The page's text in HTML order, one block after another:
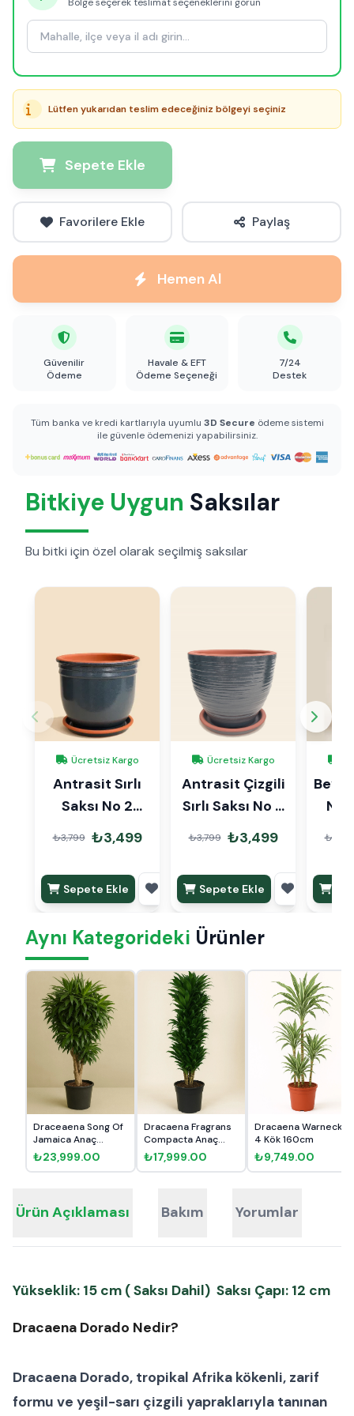
Lütfen yukarıdan teslim edeceğiniz bölgeyi seçiniz
Sepete Ekle
Favorilere Ekle Paylaş
Hemen Al
Güvenilir
Ödeme
Havale & EFT
Ödeme Seçeneği
7/24
Destek
Tüm banka ve kredi kartlarıyla uyumlu 3D Secure ödeme sistemi
ile güvenle ödemenizi yapabilirsiniz.
Bitkiye Uygun Saksılar
Bu bitki için özel olarak seçilmiş saksılar
Ücretsiz Kargo
Antrasit Sırlı
Saksı No 2
Ø20cm
₺3,799 ₺3,499
Sepete Ekle
Ücretsiz Kargo
Antrasit Çizgili
Sırlı Saksı No 2
Ø20cm
₺3,799 ₺3,499
Sepete Ekle
No
Aynı Kategorideki Ürünler
Draceaena Song Of
Jamaica Anaç
160cm
₺23,999.00
Dracaena Fragrans
Compacta Anaç
130-140...
₺17,999.00
Dracaena Warneckii
4 Kök 160cm
₺9,749.00
Ürün Açıklaması Bakım Yorumlar
Yükseklik: 15 cm ( Saksı Dahil) Saksı Çapı: 12 cm
Dracaena Dorado Nedir?
Dracaena Dorado, tropikal Afrika kökenli, zarif
formu ve yeşil-sarı çizgili yapraklarıyla tanınan